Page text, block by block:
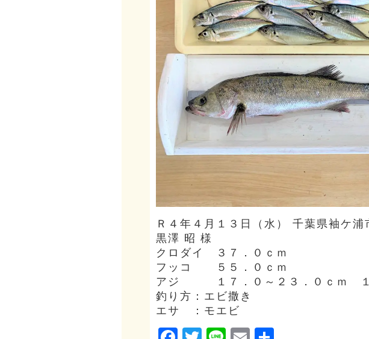
Ｒ４年４月１３日（水） 千葉県袖ケ浦
黒澤 昭 様
クロダイ ３７．０ｃｍ
フッコ ５５．０ｃｍ
アジ １７．０～２３．０ｃｍ １
釣り方：エビ撒き
エサ ：モエビ